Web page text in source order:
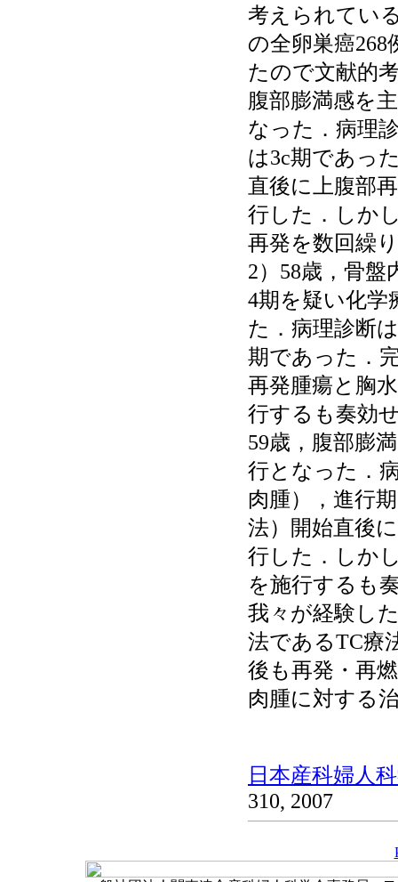
考えられてい
の全卵巣癌268
たので文献的
腹部膨満感を
なった．病理
は3c期であっ
直後に上腹部
行した．しか
再発を数回繰
2）58歳，骨
4期を疑い化学
た．病理診断
期であった．
再発腫瘍と胸
行するも奏効
59歳，腹部膨
行となった．
肉腫），進行
法）開始直後
行した．しか
を施行するも
我々が経験し
法であるTC療
後も再発・再
肉腫に対する
日本産科婦人
310, 2007